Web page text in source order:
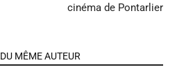
cinéma de Pontarlier
DU MÊME AUTEUR